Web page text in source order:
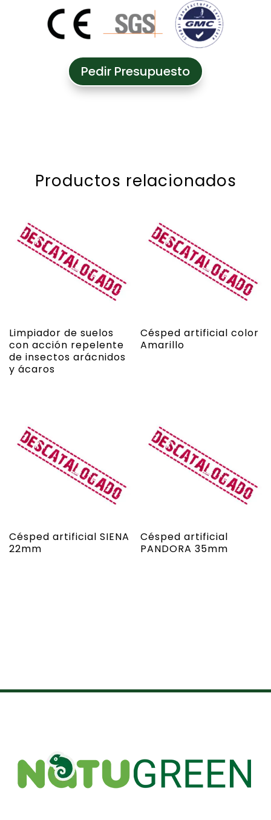
Pedir Presupuesto
Productos relacionados
Limpiador de suelos
con acción repelente
de insectos arácnidos
y ácaros
Césped artificial color
Amarillo
Césped artificial SIENA
22mm
Césped artificial
PANDORA 35mm